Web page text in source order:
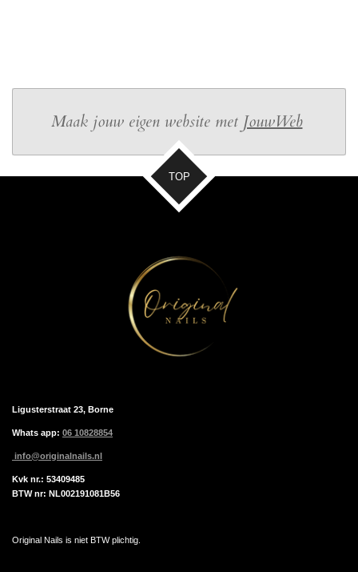
Maak jouw eigen website met JouwWeb
TOP
Ligusterstraat 23, Borne
Whats app: 06 10828854
info@originalnails.nl
Kvk nr.: 53409485
BTW nr: NL002191081B56
Original Nails is niet BTW plichtig.